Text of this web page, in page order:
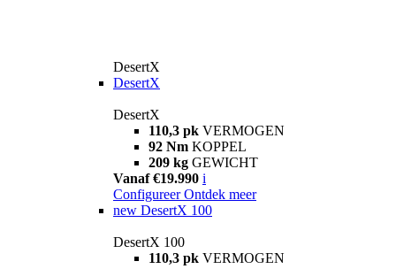
DesertX
DesertX
DesertX
110,3 pk VERMOGEN
92 Nm KOPPEL
209 kg GEWICHT
Vanaf €19.990 i
Configureer Ontdek meer
new DesertX 100
DesertX 100
110,3 pk VERMOGEN